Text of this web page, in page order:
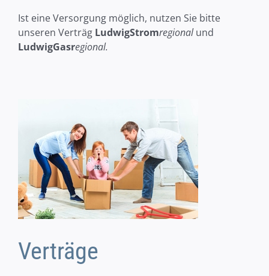
Ist eine Versorgung möglich, nutzen Sie bitte
unseren Verträg LudwigStromregionalund
LudwigGasregional.
Verträge